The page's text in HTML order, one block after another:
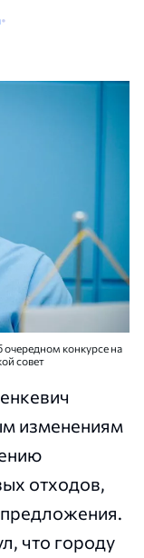
•
очередном конкурсе на
совет
изменениям
отходов,
предложения.
что городу